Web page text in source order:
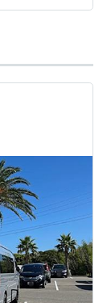
で諦め工場
すねー。 せ